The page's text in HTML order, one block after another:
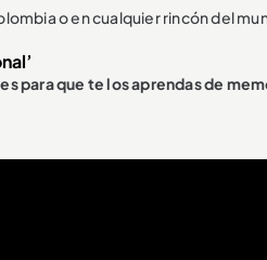
o en cualquier rincón del
para que te los aprendas de